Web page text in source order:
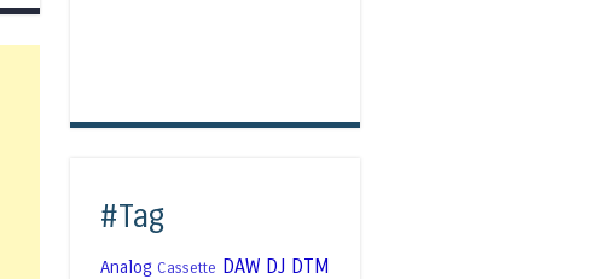
#Tag
Analog Cassette DAW DJ DTM